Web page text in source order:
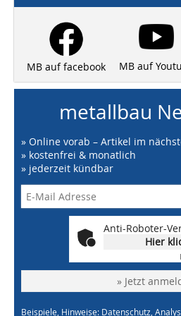
MB auf facebook MB auf
metallbau
» Online vorab – Artikel im
» kostenfrei & monatlich
» jederzeit kündbar
Anti-Roboter-
Hier
» Jetzt
Beispiele, Hinweise: Datenschutz,